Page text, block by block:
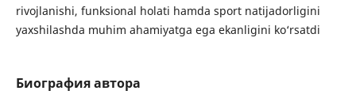
rivojlanishi, funksional holati hamda sport natijadorligini
yaxshilashda muhim ahamiyatga ega ekanligini ko‘rsatdi
Биография автора